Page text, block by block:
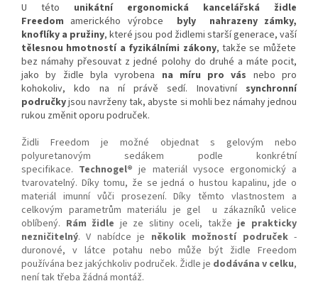
U této unikátní ergonomická kancelářská židle
Freedom amerického výrobce byly
nahrazeny zámky,
knoflíky a pružiny, které jsou pod židlemi starší generace, vaší
tělesnou hmotností a fyzikálními zákony, takže se můžete
bez námahy přesouvat z jedné polohy do druhé a máte pocit,
jako by židle byla vyrobena na míru pro vás nebo pro
kohokoliv, kdo na ní právě sedí. Inovativnísynchronní
područkyjsou navrženy tak, abyste si mohli bez námahy jednou
rukou změnit oporu područek.
Židli Freedom je možné objednat s gelovým nebo
polyuretanovým sedákem podle konkrétní
specifikace. Technogel® je materiál vysoce ergonomický a
tvarovatelný. Díky tomu, že se jedná o hustou kapalinu, jde o
materiál imunní vůči prosezení. Díky těmto vlastnostem a
celkovým parametrům materiálu je gel u zákazníků velice
oblíbený. Rám židle je ze slitiny oceli, takže je prakticky
nezničitelný. V nabídce je několik možností područek-
duronové, v látce potahu nebo může být židle Freedom
používána bez jakýchkoliv područek. Židle je dodávána v celku,
není tak třeba žádná montáž.